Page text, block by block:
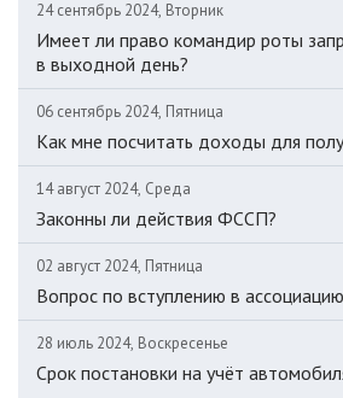
24 сентябрь 2024, Вторник
Имеет ли право командир роты
в выходной день?
06 сентябрь 2024, Пятница
Как мне посчитать доходы для
14 август 2024, Среда
Законны ли действия ФССП?
02 август 2024, Пятница
Вопрос по вступлению в ассоциацию
28 июль 2024, Воскресенье
Срок постановки на учёт